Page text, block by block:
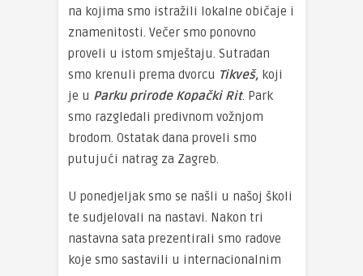
na kojima smo istražili lokalne običaje i
znamenitosti. Večer smo ponovno
proveli u istom smještaju. Sutradan
smo krenuli prema dvorcu Tikveš, koji
je u Parku prirode Kopački Rit. Park
smo razgledali predivnom vožnjom
brodom. Ostatak dana proveli smo
putujući natrag za Zagreb.
U ponedjeljak smo se našli u našoj školi
te sudjelovali na nastavi. Nakon tri
nastavna sata prezentirali smo radove
koje smo sastavili u internacionalnim